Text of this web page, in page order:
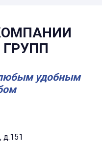
удобным
д.151